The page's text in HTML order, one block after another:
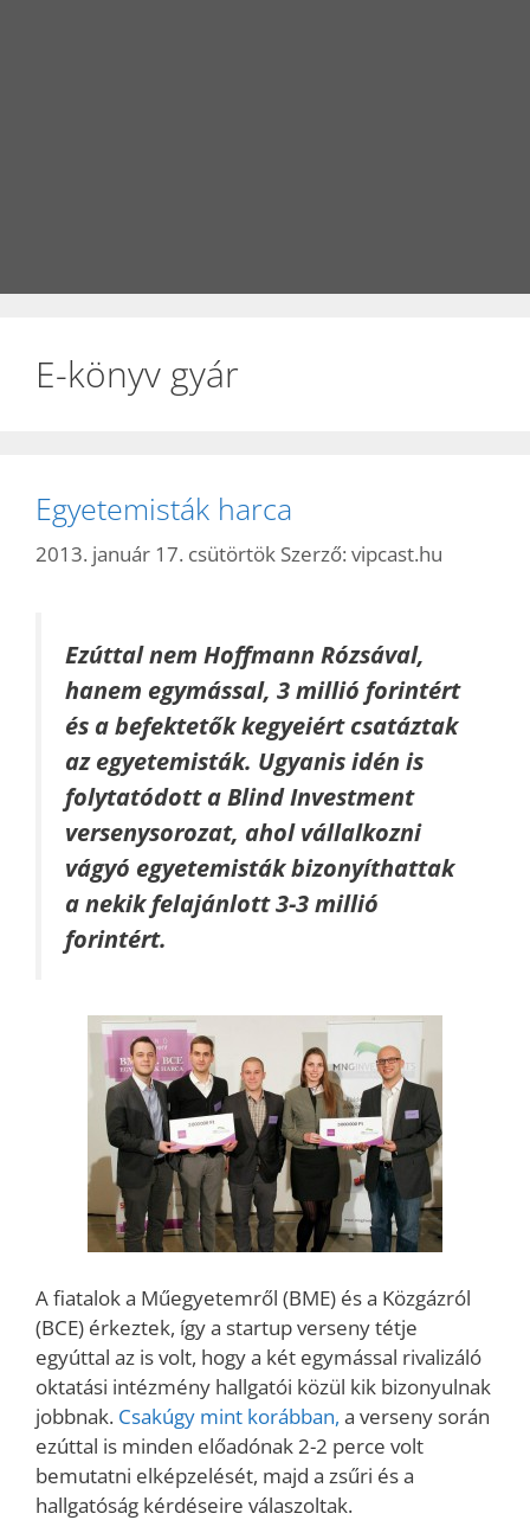
E-könyv gyár
Egyetemisták harca
2013. január 17. csütörtök Szerző: vipcast.hu
Ezúttal nem Hoffmann Rózsával,
hanem egymással, 3 millió forintért
és a befektetők kegyeiért csatáztak
az egyetemisták. Ugyanis idén is
folytatódott a Blind Investment
versenysorozat, ahol vállalkozni
vágyó egyetemisták bizonyíthattak
a nekik felajánlott 3-3 millió
forintért.
A fiatalok a Műegyetemről (BME) és a Közgázról
(BCE) érkeztek, így a startup verseny tétje
egyúttal az is volt, hogy a két egymással rivalizáló
oktatási intézmény hallgatói közül kik bizonyulnak
jobbnak. Csakúgy mint korábban, a verseny során
ezúttal is minden előadónak 2-2 perce volt
bemutatni elképzelését, majd a zsűri és a
hallgatóság kérdéseire válaszoltak.